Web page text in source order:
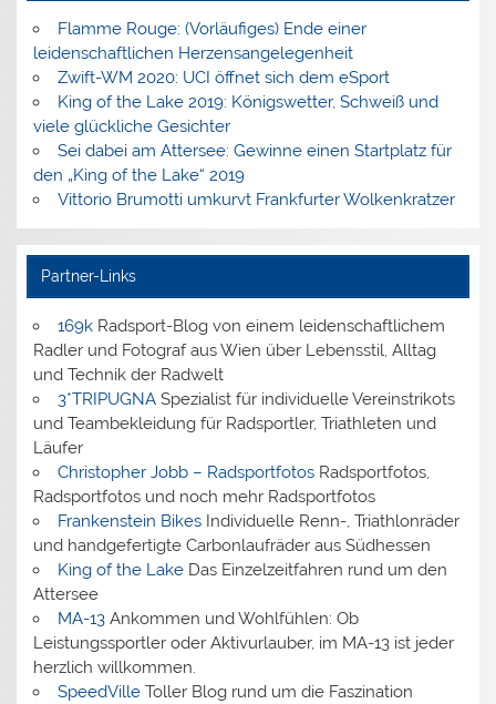
Flamme Rouge: (Vorläufiges) Ende einer
leidenschaftlichen Herzensangelegenheit
Zwift-WM 2020: UCI öffnet sich dem eSport
King of the Lake 2019: Königswetter, Schweiß und
viele glückliche Gesichter
Sei dabei am Attersee: Gewinne einen Startplatz für
den „King of the Lake“ 2019
Vittorio Brumotti umkurvt Frankfurter Wolkenkratzer
Partner-Links
169kRadsport-Blog von einem leidenschaftlichem
Radler und Fotograf aus Wien über Lebensstil, Alltag
und Technik der Radwelt
3*TRIPUGNASpezialist für individuelle Vereinstrikots
und Teambekleidung für Radsportler, Triathleten und
Läufer
Christopher Jobb – RadsportfotosRadsportfotos,
Radsportfotos und noch mehr Radsportfotos
Frankenstein BikesIndividuelle Renn-, Triathlonräder
und handgefertigte Carbonlaufräder aus Südhessen
King of the LakeDas Einzelzeitfahren rund um den
Attersee
MA-13Ankommen und Wohlfühlen: Ob
Leistungssportler oder Aktivurlauber, im MA-13 ist jeder
herzlich willkommen.
SpeedVilleToller Blog rund um die Faszination